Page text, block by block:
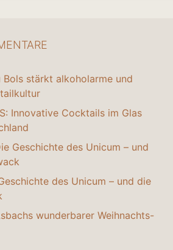
Bols stärkt alkoholarme und
Innovative Cocktails im Glas
Geschichte des Unicum – und
des Unicum – und die
wunderbarer Weihnachts-